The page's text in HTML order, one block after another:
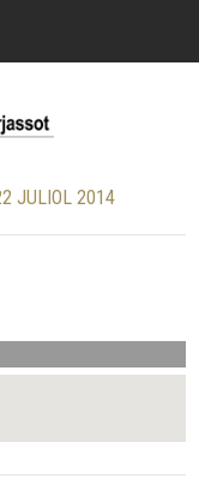
JULIOL 2014